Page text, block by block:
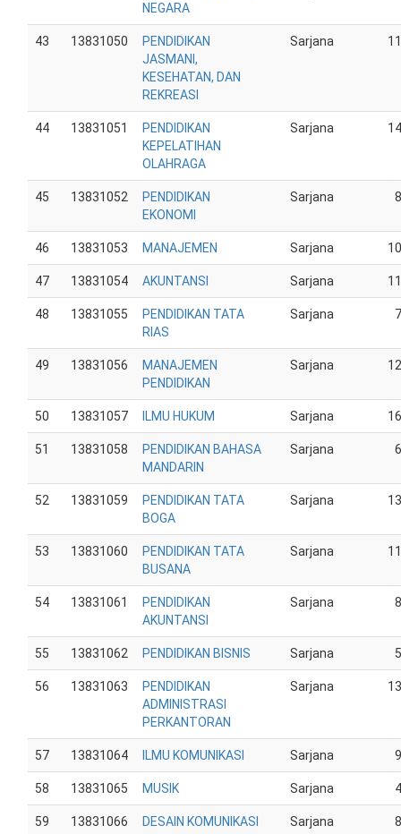
NEGARA
43 13831050
PENDIDIKAN
JASMANI,
KESEHATAN, DAN
REKREASI
Sarjana
44 13831051
PENDIDIKAN
KEPELATIHAN
OLAHRAGA
Sarjana
45 13831052
PENDIDIKAN
EKONOMI
Sarjana
46 13831053 MANAJEMEN Sarjana
47 13831054 AKUNTANSI Sarjana
48 13831055
PENDIDIKAN TATA
RIAS
Sarjana
49 13831056
MANAJEMEN
PENDIDIKAN
Sarjana
50 13831057 ILMU HUKUM Sarjana
51 13831058
PENDIDIKAN BAHASA
MANDARIN
Sarjana
52 13831059
PENDIDIKAN TATA
BOGA
Sarjana
53 13831060
PENDIDIKAN TATA
BUSANA
Sarjana
54 13831061
PENDIDIKAN
AKUNTANSI
Sarjana
55 13831062 PENDIDIKAN BISNIS Sarjana
56 13831063
PENDIDIKAN
ADMINISTRASI
PERKANTORAN
Sarjana
57 13831064 ILMU KOMUNIKASI Sarjana
58 13831065 MUSIK Sarjana
59 13831066
DESAIN KOMUNIKASI
Sarjana